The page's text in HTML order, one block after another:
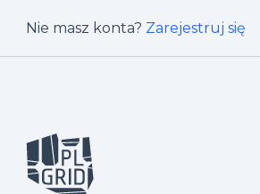
Nie masz konta? Zarejestruj się